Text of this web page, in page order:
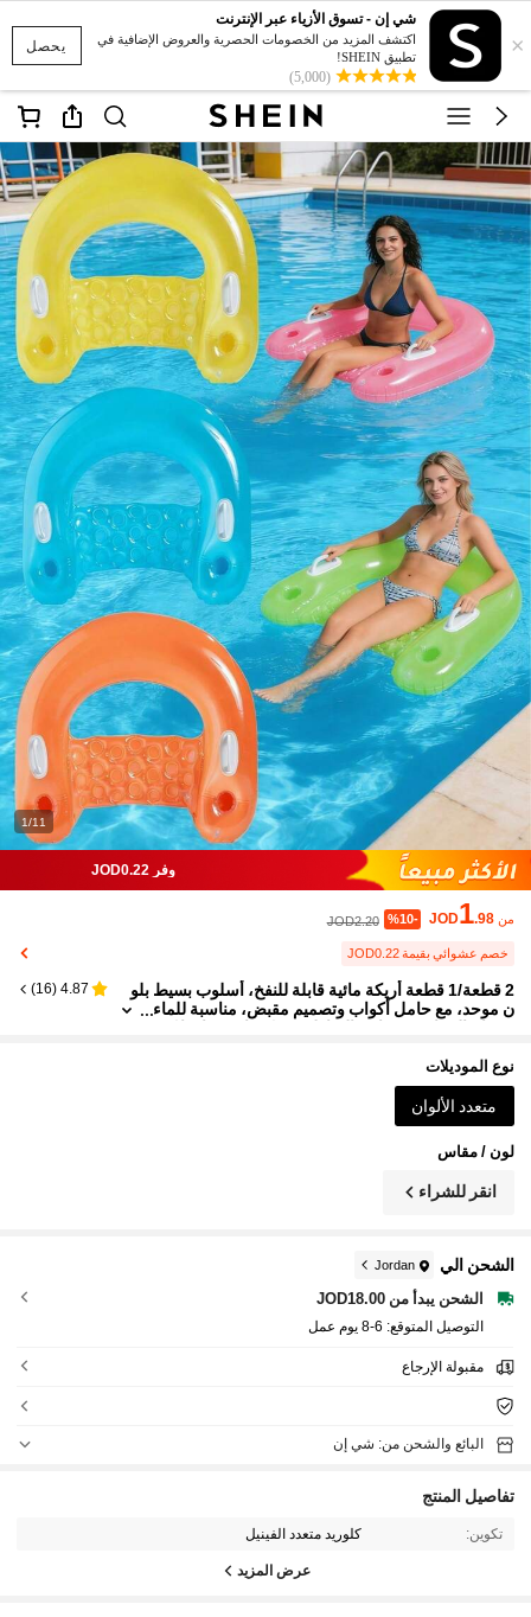
يحصل ×
شي إن - تسوق الأزياء عبر الإنترنت
اكتشف المزيد من الخصومات الحصرية والعروض الإضافية في
تطبيق SHEIN!
(5,000)
1/11
وفر JOD0.22
من JOD1.98
%10-
JOD2.20
خصم عشوائي بقيمة JOD0.22
2 قطعة/1 قطعة أريكة مائية قابلة للنفخ، أسلوب بسيط بلو
ن موحد، مع حامل أكواب وتصميم مقبض، مناسبة للماء
4.87
(
16
)
نوع الموديلات
متعدد الألوان
لون / مقاس
انقر للشراء
الشحن الي Jordan
الشحن يبدأ من JOD18.00
التوصيل المتوقع: 6-8 يوم عمل
مقبولة الإرجاع
البائع والشحن من: شي إن
تفاصيل المنتج
تكوين: كلوريد متعدد الفينيل
عرض المزيد